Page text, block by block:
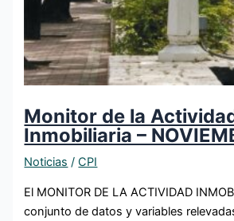
Monitor de la
Inmobiliaria –
Noticias /CPI
El MONITOR DE LA ACTIVIDAD
conjunto de datos y variables